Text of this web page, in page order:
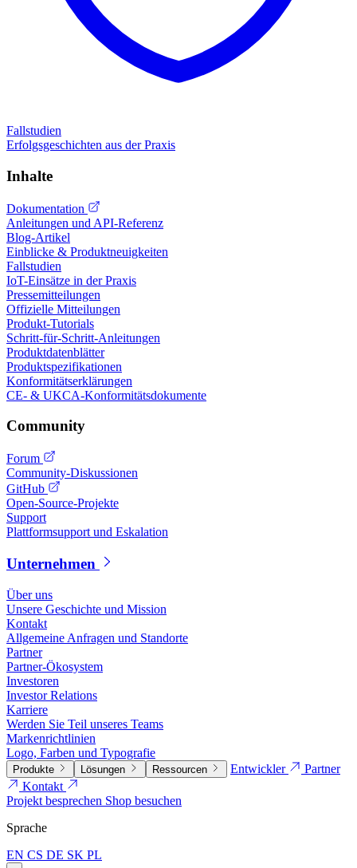
Fallstudien
Erfolgsgeschichten aus der Praxis
Inhalte
Dokumentation
Anleitungen und API-Referenz
Blog-Artikel
Einblicke & Produktneuigkeiten
Fallstudien
IoT-Einsätze in der Praxis
Pressemitteilungen
Offizielle Mitteilungen
Produkt-Tutorials
Schritt-für-Schritt-Anleitungen
Produktdatenblätter
Produktspezifikationen
Konformitätserklärungen
CE- & UKCA-Konformitätsdokumente
Community
Forum
Community-Diskussionen
GitHub
Open-Source-Projekte
Support
Plattformsupport und Eskalation
Unternehmen
Über uns
Unsere Geschichte und Mission
Kontakt
Allgemeine Anfragen und Standorte
Partner
Partner-Ökosystem
Investoren
Investor Relations
Karriere
Werden Sie Teil unseres Teams
Markenrichtlinien
Logo, Farben und Typografie
Produkte Lösungen Ressourcen Entwickler
Partner
Kontakt
Projekt besprechen Shop besuchen
Sprache
EN CS DE SK PL